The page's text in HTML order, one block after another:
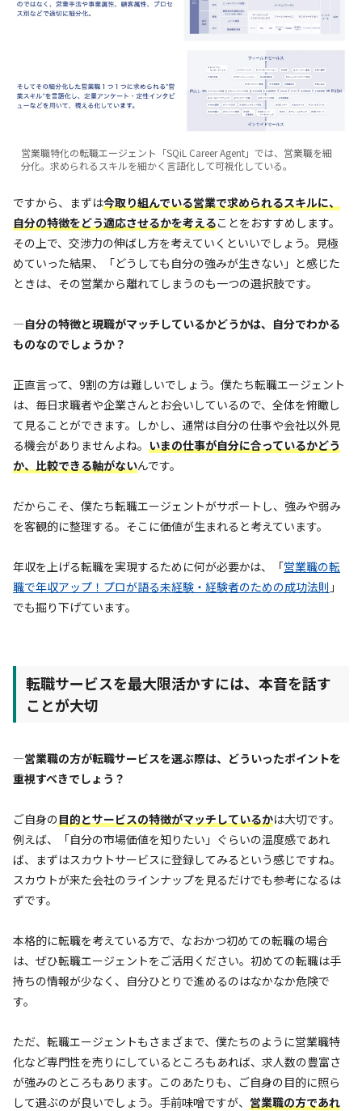
営業職特化の転職エージェント「SQiL Career Agent」では、営業職を細
分化。求められるスキルを細かく言語化して可視化している。
ですから、まずは今取り組んでいる営業で求められるスキルに、
自分の特徴をどう適応させるかを考えることをおすすめします。
その上で、交渉力の伸ばし方を考えていくといいでしょう。見極
めていった結果、「どうしても自分の強みが生きない」と感じた
ときは、その営業から離れてしまうのも一つの選択肢です。
—自分の特徴と現職がマッチしているかどうかは、自分でわかる
ものなのでしょうか？
正直言って、9割の方は難しいでしょう。僕たち転職エージェント
は、毎日求職者や企業さんとお会いしているので、全体を俯瞰し
て見ることができます。しかし、通常は自分の仕事や会社以外見
る機会がありませんよね。 いまの仕事が自分に合っているかどう
か、比較できる軸がないんです。
だからこそ、僕たち転職エージェントがサポートし、強みや弱み
を客観的に整理する。そこに価値が生まれると考えています。
年収を上げる転職を実現するために何が必要かは、「営業職の転
職で年収アップ！プロが語る未経験・経験者のための成功法則 」
でも掘り下げています。
転職サービスを最大限活かすには、本音を話す
ことが大切
—営業職の方が転職サービスを選ぶ際は、どういったポイントを
重視すべきでしょう？
ご自身の目的とサービスの特徴がマッチしているかは大切です。
例えば、「自分の市場価値を知りたい」ぐらいの温度感であれ
ば、まずはスカウトサービスに登録してみるという感じですね。
スカウトが来た会社のラインナップを見るだけでも参考になるは
ずです。
本格的に転職を考えている方で、なおかつ初めての転職の場合
は、ぜひ転職エージェントをご活用ください。初めての転職は手
持ちの情報が少なく、自分ひとりで進めるのはなかなか危険で
す。
ただ、転職エージェントもさまざまで、僕たちのように営業職特
化など専門性を売りにしているところもあれば、求人数の豊富さ
が強みのところもあります。このあたりも、ご自身の目的に照ら
して選ぶのが良いでしょう。手前味噌ですが、 営業職の方であれ